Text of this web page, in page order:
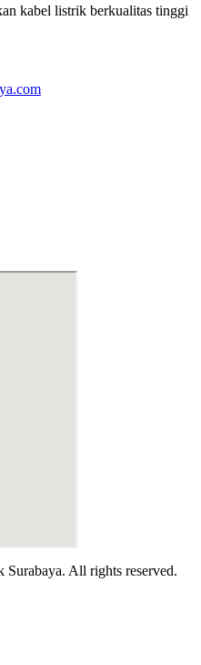
kabel listrik berkualitas tinggi
All rights reserved.